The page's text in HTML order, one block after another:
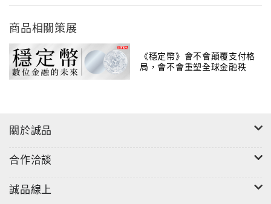
識。
【專業推薦】
的需求變化，自己的專業能力也跟不上。大部分的賣家
只會做三件事：降價促銷、花錢買廣告、刷單提排名。
實現技術實操，毫無保留地將資料化運營公開給所有從
中國電子商務行業創新與發展的有益補充，能夠為企業
商品相關策展
《穩定幣》會不會顛覆支付格
局，會不會重塑全球金融秩
關於誠品
合作洽談
誠品線上